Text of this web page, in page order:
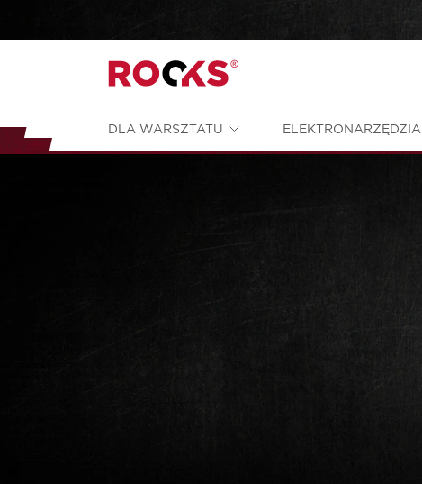
DLA WARSZTATU ELEKTRONARZĘDZIA